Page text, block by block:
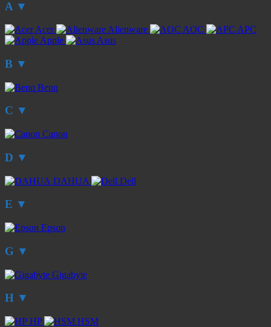
A ▼
Acer Alienware AOC
APC
Apple
Asus
B ▼
Benq
C ▼
Canon
D ▼
DAHUA Dell
E ▼
Epson
G ▼
Gigabyte
H ▼
HP HSM